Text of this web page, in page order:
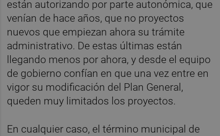
están autorizando por parte autonómica, que
venían de hace años, que no proyectos
nuevos que empiezan ahora su trámite
administrativo. De estas últimas están
llegando menos por ahora, y desde el equipo
de gobierno confían en que una vez entre en
vigor su modificación del Plan General,
queden muy limitados los proyectos.
En cualquier caso, el término municipal de